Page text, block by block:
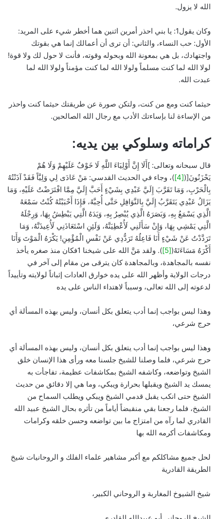
الله لا يزول.
وكان يقول1: يا بني احذر أمرين اثنين هما أخطر شيء على المريد:
الأول: حب النساء، والثاني: أن ترى أن أعمالك إنما هي بقوتك
واجتهادك، بل هي بمعونة الله وبحوله وقوته، فأنت لا حول لك ولا قوة!
لولا الله لما كنت مسلماً ولولا الله لما كنت مؤمناً ولولا الله لما
عبدت الله.
حيثما كنت ومع من كنت، ولتكن صورة عن طريقتك حيثما كنت واحذر
من الإساءة لنا بإساءتك الأدب مع رجال الله الصالحين.
كراماته وسلوكي بين يديه:
قال سبحانه وتعالى: ]أَلَا إِنَّ أَوْلِيَاءَ اللَّهِ لَا خَوْفٌ عَلَيْهِمْ وَلَا هُمْ
يَحْزَنُونَ[([4]
)، وجاء في الحديث القدسي: مَنْ عَادَى لِي وَلِيَّاً فَقَدْ آذَنْتُهُ
بِالْحَرْبِ، وَمَا تَقَرَّبَ إِلَيَّ عَبْدِي بِشَيْءٍ أَحَبَّ إِلَيَّ مِمَّا افْتَرَضْتُ عَلَيْهِ، وَمَا
يَزَالُ عَبْدِي يَتَقَرَّبُ إِلَيَّ بِالنَّوَافِلِ حَتَّى أُحِبَّهُ، فَإِذَا أَحْبَبْتُهُ كُنْتُ سَمْعَهُ
الَّذِي يَسْمَعُ بِهِ، وَبَصَرَهُ الَّذِي يُبْصِرُ بِهِ، وَيَدَهُ الَّتِي يَبْطِشُ بِهَا، وَرِجْلَهُ
الَّتِي يَمْشِي بِهَا، وَإِنْ سَأَلَنِي لَأُعْطِيَنَّهُ، وَلَئِنِ اسْتَعَاذَنِي لَأُعِيذَنَّهُ، وَمَا
تَرَدَّدْتُ عَنْ شَيْءٍ أَنَا فَاعِلُهُ تَرَدُّدِي عَنْ نَفْسِ الْمُؤْمِنِ! يَكْرَهُ الْمَوْتَ وَأَنَا
أَكْرَهُ مَسَاءَتَهُ([5]
). ولقد مَنَّ الله على شيخنا 1فكان منذ صغره يأخذ
نفسه بالمجاهدة، وبالمجاهدة كان يترقى من مقام إلى آخر في
درجات الولاية وأظهر الله على يده خوارق العادات إثباتاً لولايته وتأييداً
لدعوته إلى الله تعالى، وسبباً لاهتداء الناس على يده
وهذا ليس بواجب إنما أدب يتعلق بكل أنسان، وليس بهذه المسألة أي
حرج شرعي،
وهذا ليس بواجب إنما أدب يتعلق بكل أنسان، وليس بهذه المسألة أي
حرج شرعي، فلما وصلنا للشيخ جلسنا معه ورأى هذا الإنسان خلق
الشيخ وتواضعه، وكاشفه الشيخ بمكاشفات عظيمة، تفاجأت به
يمسك يد الشيخ ويقبلها بحرارة ويبكي، وما هي إلا دقائق من حديث
الشيخ حتى انكب يقبل قدمي الشيخ ويبكي ويطلب السماح من
الشيخ، فلما رجعنا بقي منقبضاً أياماً من تأثره بحال الشيخ عبيد الله
القادري لما رآه من امتزاج ما بين تواضعه وحسن خلقه وكرامات
ومكاشفات أكرمه الله بها
لحل جميع مشاكلكم مع أكبر مشاهير علماء الفلك و الروحانيات شيخ
الطريقة القادرية
شيخ الشيوخ المغاربة و الروحاني الكبير،